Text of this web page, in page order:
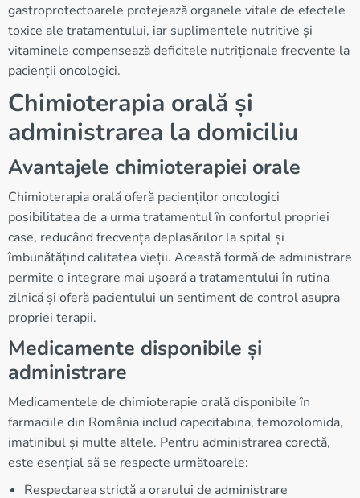
gastroprotectoarele protejează organele vitale de efectele
toxice ale tratamentului, iar suplimentele nutritive și
vitaminele compensează deficitele nutriționale frecvente la
pacienții oncologici.
Chimioterapia orală și
administrarea la domiciliu
Avantajele chimioterapiei orale
Chimioterapia orală oferă pacienților oncologici
posibilitatea de a urma tratamentul în confortul propriei
case, reducând frecvența deplasărilor la spital și
îmbunătățind calitatea vieții. Această formă de administrare
permite o integrare mai ușoară a tratamentului în rutina
zilnică și oferă pacientului un sentiment de control asupra
propriei terapii.
Medicamente disponibile și
administrare
Medicamentele de chimioterapie orală disponibile în
farmaciile din România includ capecitabina, temozolomida,
imatinibul și multe altele. Pentru administrarea corectă,
este esențial să se respecte următoarele:
Respectarea strictă a orarului de administrare